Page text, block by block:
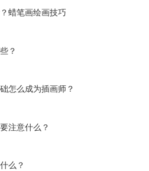
蜡笔画绘画技巧
？
怎么成为插画师？
注意什么？
么？